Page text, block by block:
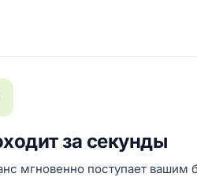
за секунды
мгновенно поступает вашим